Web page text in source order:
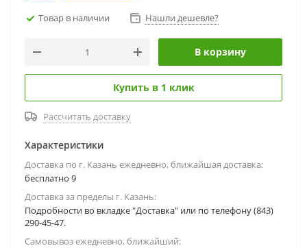
Товар в наличии Нашли дешевле?
В корзину
Купить в 1 клик
Рассчитать доставку
Характеристики
Доставка по г. Казань ежедневно, ближайшая доставка:
бесплатно 9
Доставка за пределы г. Казань:
Подробности во вкладке "Доставка" или по телефону (843)
290-45-47.
Самовывоз ежедневно, ближайший: